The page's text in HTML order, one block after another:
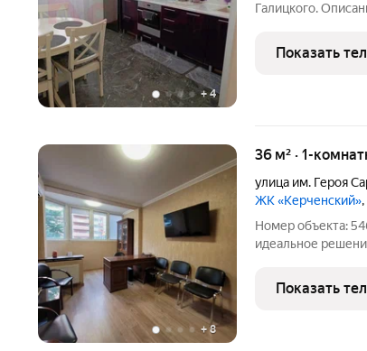
+4
Галицкого.
монолитно-
Показать
+8
36 м² · 1-
улица им. Героя
ЖК «Керченский»
Номер объекта:
идеальное
«Панорама»
Особенности
Показать